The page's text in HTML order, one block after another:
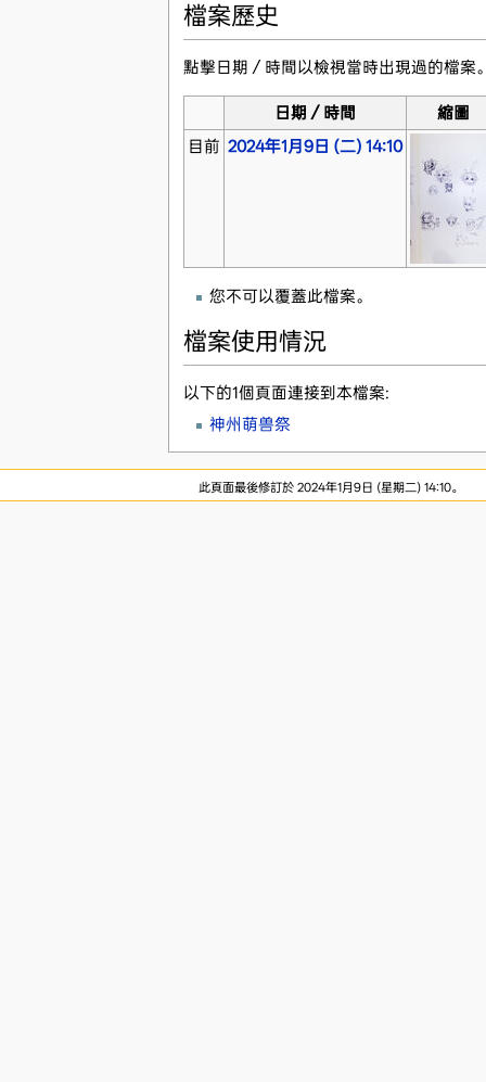
檔案歷史
點擊日期／時間以檢視當時出現過的檔案
日期／時間
縮圖
目前 2024年1月9日 (二) 14:10
您不可以覆蓋此檔案。
檔案使用情況
以下的1個頁面連接到本檔案:
神州萌兽祭
此頁面最後修訂於 2024年1月9日 (星期二) 14:10。